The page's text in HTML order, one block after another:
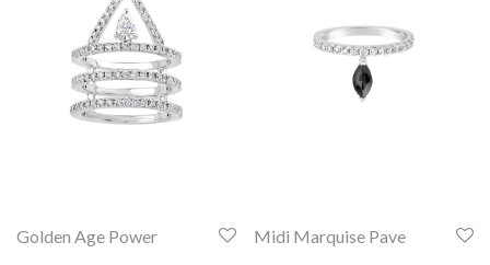
Golden Age Power Midi Marquise Pave